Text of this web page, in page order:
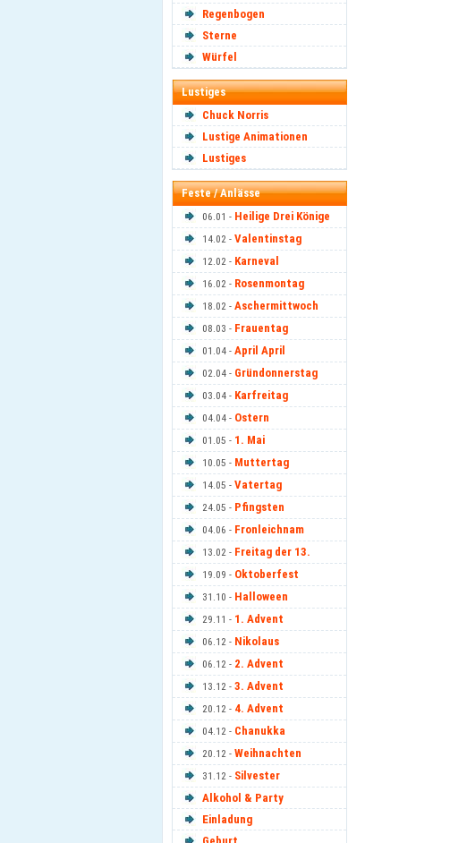
Regenbogen
Sterne
Würfel
Lustiges
Chuck Norris
Lustige Animationen
Lustiges
Feste / Anlässe
06.01 - Heilige Drei Könige
14.02 - Valentinstag
12.02 - Karneval
16.02 - Rosenmontag
18.02 - Aschermittwoch
08.03 - Frauentag
01.04 - April April
02.04 - Gründonnerstag
03.04 - Karfreitag
04.04 - Ostern
01.05 - 1. Mai
10.05 - Muttertag
14.05 - Vatertag
24.05 - Pfingsten
04.06 - Fronleichnam
13.02 - Freitag der 13.
19.09 - Oktoberfest
31.10 - Halloween
29.11 - 1. Advent
06.12 - Nikolaus
06.12 - 2. Advent
13.12 - 3. Advent
20.12 - 4. Advent
04.12 - Chanukka
20.12 - Weihnachten
31.12 - Silvester
Alkohol & Party
Einladung